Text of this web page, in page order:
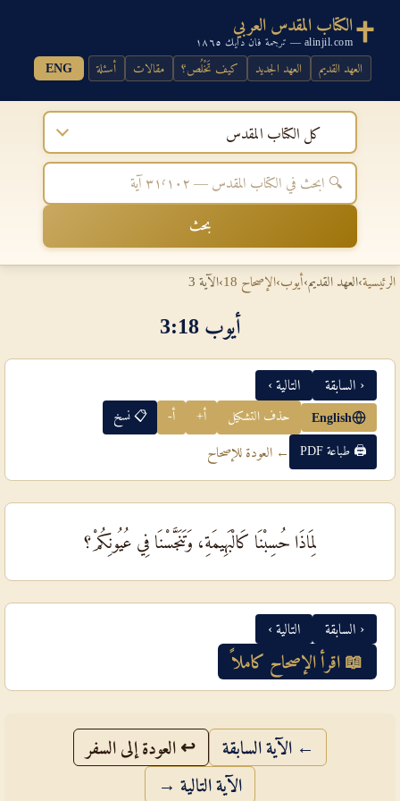
الكتاب المقدس العربي
alinjil.com — ترجمة فان دايك ١٨٦٥
العهد القديم العهد الجديد كيف تَخْلُص؟ مقالات أسئلة ENG
كل الكتاب المقدس
بحث
الرئيسية›العهد القديم›أيوب›الإصحاح 18 ›الآية 3
أيوب 18‏:‏3
‹ السابقة التالية ›
English حذف التشكيل أ+ أ- 📋 نسخ
🖨 طباعة PDF ← العودة للإصحاح
لِمَاذَا حُسِبْنَا كَالْبَهِيمَةِ، وَتَنَجَّسْنَا فِي عُيُونِكُمْ؟
‹ السابقة التالية ›
📖 اقرأ الإصحاح كاملاً
← الآية السابقة
↩ العودة إلى السفر
الآية التالية →